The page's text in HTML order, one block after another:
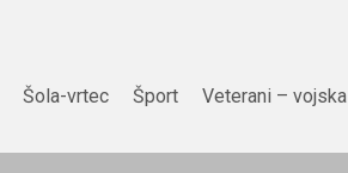
Šola-vrtec Šport Veterani – vojska